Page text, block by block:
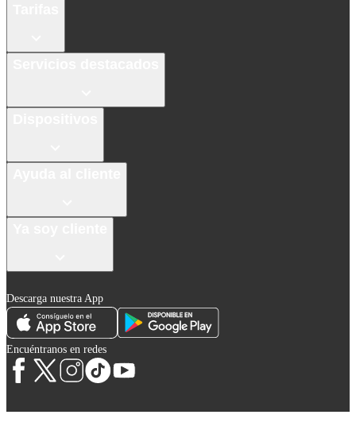
Descarga nuestra App
Encuéntranos en redes